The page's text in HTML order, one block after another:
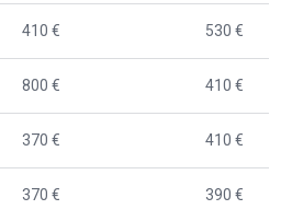
410 € 530 €
800 € 410 €
370 € 410 €
370 € 390 €